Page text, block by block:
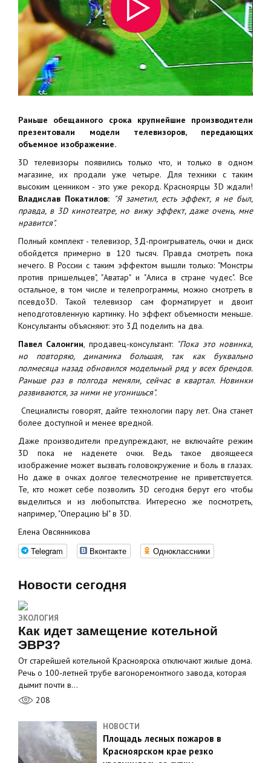
Раньше обещанного срока крупнейшие производители
презентовали модели телевизоров, передающих
объемное изображение.
3D телевизоры появились только что, и только в одном
магазине, их продали уже четыре. Для техники с таким
высоким ценником - это уже рекорд. Красноярцы 3D ждали!
Владислав Покатилов: "Я заметил, есть эффект, я не был,
правда, в 3D кинотеатре, но вижу эффект, даже очень, мне
нравится".
Полный комплект - телевизор, 3Д-проигрыватель, очки и диск
обойдется примерно в 120 тысяч. Правда смотреть пока
нечего. В России с таким эффектом вышли только: "Монстры
против пришельцев", "Аватар" и "Алиса в стране чудес". Все
остальное, в том числе и телепрограммы, можно смотреть в
псевдо3D. Такой телевизор сам форматирует и двоит
неподготовленную картинку. Но эффект объемности меньше.
Консультанты объясняют: это 3Д поделить на два.
Павел Салонгин, продавец-консультант: "Пока это новинка,
но повторяю, динамика большая, так как буквально
полмесяца назад обновился модельный ряд у всех брендов.
Раньше раз в полгода меняли, сейчас в квартал. Новинки
развиваются, за ними не угонишься".
Специалисты говорят, дайте технологии пару лет. Она станет
более доступной и менее вредной.
Даже производители предупреждают, не включайте режим
3D пока не наденете очки. Ведь такое двоящееся
изображение может вызвать головокружение и боль в глазах.
Но даже в очках долгое телесмотрение не приветствуется.
Те, кто может себе позволить 3D сегодня берут его чтобы
выделиться и из любопытства. Интересно же посмотреть,
например, "Операцию Ы" в 3D.
Елена Овсянникова
Telegram Вконтакте Одноклассники
Новости сегодня
ЭКОЛОГИЯ
Как идет замещение котельной
ЭВРЗ?
От старейшей котельной Красноярска отключают жилые дома.
Речь о 100‑летней трубе вагоноремонтного завода, которая
дымит почти в…
208
НОВОСТИ
Площадь лесных пожаров в
Красноярском крае резко